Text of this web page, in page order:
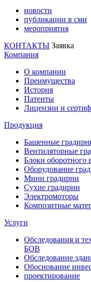
новости
публикации в сми
мероприятия
КОНТАКТЫ Заявка
Компания
О компании
Преимущества
История
Патенты
Лицензии и
Продукция
Башенные
Вентиляторные
Блоки оборотного
Оборудование
Мини градирни
Сухие градирни
Электромоторы
Композитные
Услуги
Обследования и
БОВ
Обследование
Обоснование
проектирование